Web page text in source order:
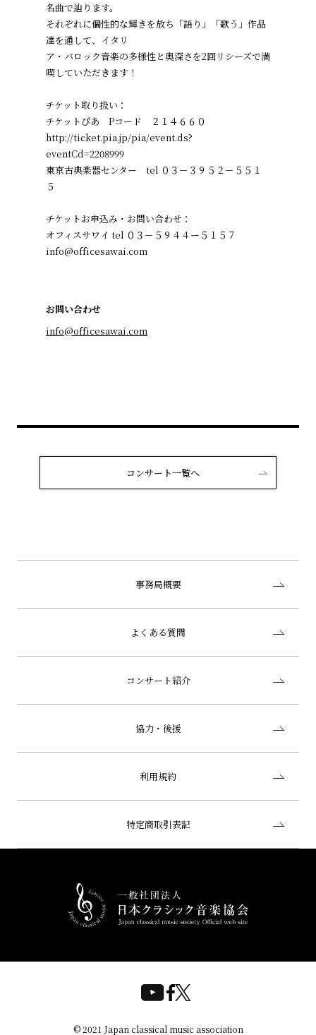
名曲で辿ります。
それぞれに個性的な輝きを放ち「語り」「歌う」作品
達を通して、イタリ
ア・バロック音楽の多様性と奥深さを2回リシーズで満
喫していただきます！
チケット取り扱い：
チケットぴあ Pコード ２１４６６０
http://ticket.pia.jp/pia/event.ds?
eventCd=2208999
東京古典楽器センター tel ０３－３９５２－５５１
５
チケットお申込み・お問い合わせ：
オフィスサワイ tel ０３－５９４４ー５１５７
info@officesawai.com
お問い合わせ
info@officesawai.com
コンサート一覧へ
事務局概要
よくある質問
コンサート紹介
協力・後援
利用規約
特定商取引表記
© 2021 Japan classical music association